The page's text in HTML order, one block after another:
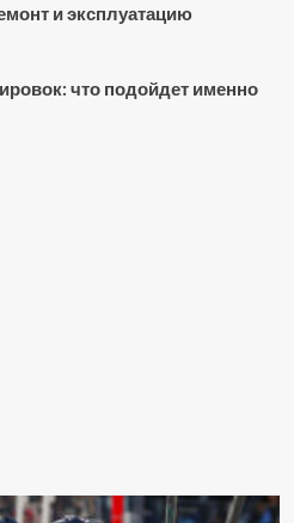
и эксплуатацию
что подойдет именно